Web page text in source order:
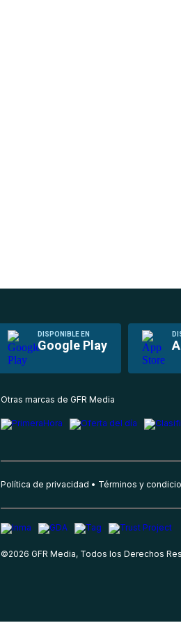
DISPONIBLE EN
Google Play
Otras marcas de GFR Media
Política de privacidad Términos y
©2026 GFR Media, Todos los Derechos